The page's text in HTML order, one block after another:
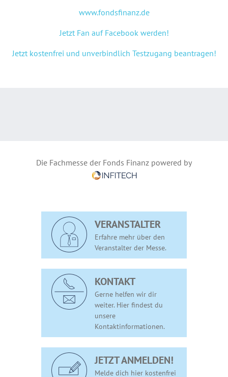
www.fondsfinanz.de
Jetzt Fan auf Facebook werden!
Jetzt kostenfrei und unverbindlich Testzugang beantragen!
Die Fachmesse der Fonds Finanz powered by
VERANSTALTER
Erfahre mehr über den
Veranstalter der Messe.
KONTAKT
Gerne helfen wir dir
weiter. Hier findest du
unsere
Kontaktinformationen.
JETZT ANMELDEN!
Melde dich hier kostenfrei